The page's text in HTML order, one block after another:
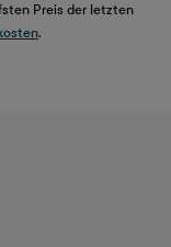
Preis der letzten
.